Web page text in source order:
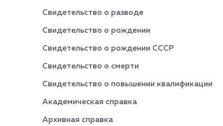
Свидетельство о разводе
Свидетельство о рождении
Свидетельство о рождении СССР
Свидетельство о смерти
Свидетельство о повышении квалификации
Академическая справка
Архивная справка